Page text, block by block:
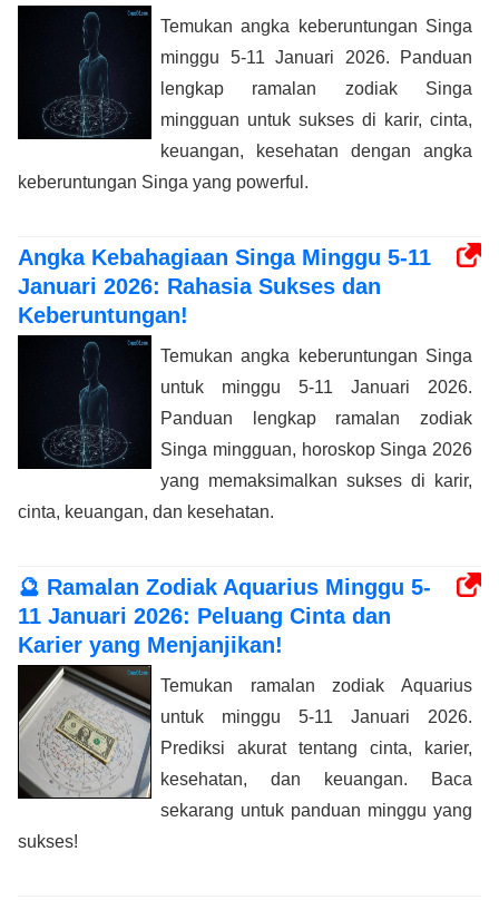
Temukan angka keberuntungan Singa
minggu 5-11 Januari 2026. Panduan
lengkap ramalan zodiak Singa
mingguan untuk sukses di karir, cinta,
keuangan, kesehatan dengan angka
keberuntungan Singa yang powerful.
Angka Kebahagiaan Singa Minggu 5-11
Januari 2026: Rahasia Sukses dan
Keberuntungan!
Temukan angka keberuntungan Singa
untuk minggu 5-11 Januari 2026.
Panduan lengkap ramalan zodiak
Singa mingguan, horoskop Singa 2026
yang memaksimalkan sukses di karir,
cinta, keuangan, dan kesehatan.
🔮 Ramalan Zodiak Aquarius Minggu 5-
11 Januari 2026: Peluang Cinta dan
Karier yang Menjanjikan!
Temukan ramalan zodiak Aquarius
untuk minggu 5-11 Januari 2026.
Prediksi akurat tentang cinta, karier,
kesehatan, dan keuangan. Baca
sekarang untuk panduan minggu yang
sukses!